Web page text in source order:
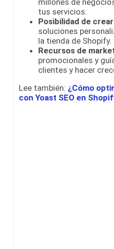
tus servicios.
Posibilidad de
soluciones
la tienda de Shopify.
Recursos de
promocionales y
clientes y hacer
Lee también: ¿Cómo
con Yoast SEO en